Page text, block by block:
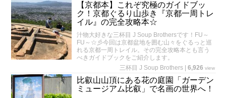
【京都本】これぞ究極のガイドブッ
ク！京都ぐるり山歩き『京都一周トレ
イル』の完全攻略本☆
汁物大好きな三杯目 J Soup Brothersです！FU～
FU～☆彡今回は京都盆地を囲む山々をぐるっと巡
れる京都一周トレイル。その完全攻略本とも言う
べきガイドブックをご紹介します。
三杯目 J Soup Brothers
6,926 view
比叡山山頂にある花の庭園「ガーデン
ミュージアム比叡」で名画の世界へ！